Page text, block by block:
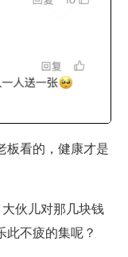
板看的，健康才是
伙儿对那几块钱
不疲的集呢？